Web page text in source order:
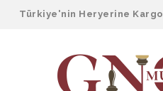
Türkiye'nin Heryerine Kargo